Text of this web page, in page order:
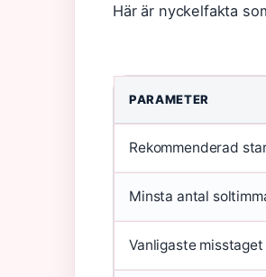
Här är nyckelfakta
PARAMETER
Rekommenderad
Minsta antal
Vanligaste